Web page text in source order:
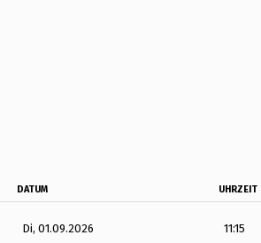
DATUM UHRZEIT
Di, 01.09.2026 11:15